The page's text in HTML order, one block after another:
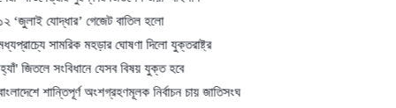
গেজেট বাতিল হলো
মহড়ার ঘোষণা দিলো যুক্তরাষ্ট্র
সংবিধানে যেসব বিষয় যুক্ত হবে
অংশগ্রহণমূলক নির্বাচন চায় জাতিসংঘ